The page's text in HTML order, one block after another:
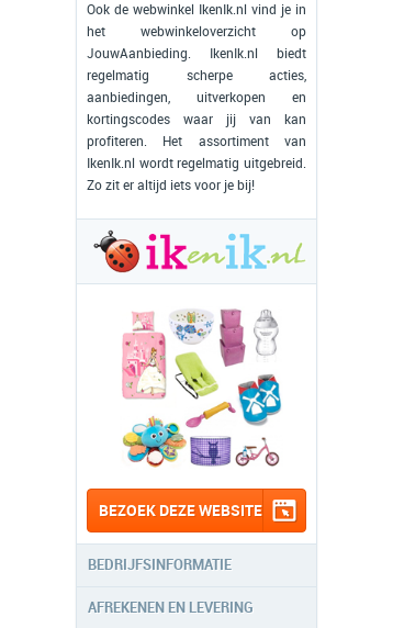
Ook de webwinkel IkenIk.nl vind je in
het webwinkeloverzicht op
JouwAanbieding. IkenIk.nl biedt
regelmatig scherpe acties,
aanbiedingen, uitverkopen en
kortingscodes waar jij van kan
profiteren. Het assortiment van
IkenIk.nl wordt regelmatig uitgebreid.
Zo zit er altijd iets voor je bij!
BEZOEK DEZE WEBSITE
BEDRIJFSINFORMATIE
AFREKENEN EN LEVERING